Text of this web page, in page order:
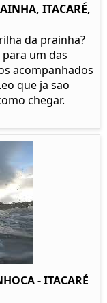
ITACARÉ,
da prainha?
um das
acompanhados
que ja sao
chegar.
- ITACARÉ